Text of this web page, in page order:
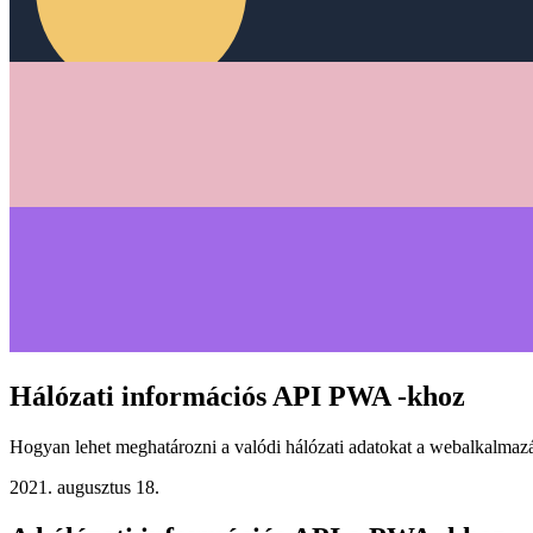
Hálózati információs API PWA -khoz
Hogyan lehet meghatározni a valódi hálózati adatokat a